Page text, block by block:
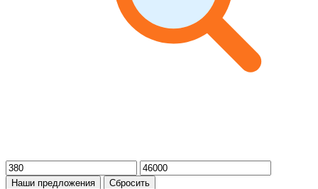
Наши предложения Сбросить